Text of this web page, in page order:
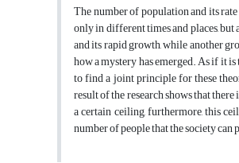
The number of population and its
only in different times and places,
and its rapid growth, while another
how a mystery has emerged. As if it
to find a joint principle for these
result of the research shows that
a certain ceiling, furthermore, this
number of people that the society